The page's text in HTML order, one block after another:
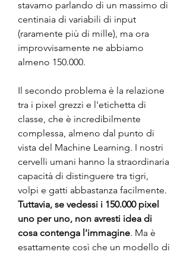
stavamo parlando di un massimo di
centinaia di variabili di input
(raramente più di mille), ma ora
improvvisamente ne abbiamo
almeno 150.000.
Il secondo problema è la relazione
tra i pixel grezzi e l'etichetta di
classe, che è incredibilmente
complessa, almeno dal punto di
vista del Machine Learning. I nostri
cervelli umani hanno la straordinaria
capacità di distinguere tra tigri,
volpi e gatti abbastanza facilmente.
Tuttavia, se vedessi i 150.000 pixel
uno per uno, non avresti idea di
cosa contenga l'immagine. Ma è
esattamente così che un modello di